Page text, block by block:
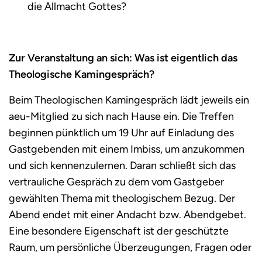
die Allmacht Gottes?
Zur Veranstaltung an sich: Was ist eigentlich das
Theologische Kamingespräch?
Beim Theologischen Kamingespräch lädt jeweils ein
aeu-Mitglied zu sich nach Hause ein. Die Treffen
beginnen pünktlich um 19 Uhr auf Einladung des
Gastgebenden mit einem Imbiss, um anzukommen
und sich kennenzulernen. Daran schließt sich das
vertrauliche Gespräch zu dem vom Gastgeber
gewählten Thema mit theologischem Bezug. Der
Abend endet mit einer Andacht bzw. Abendgebet.
Eine besondere Eigenschaft ist der geschützte
Raum, um persönliche Überzeugungen, Fragen oder